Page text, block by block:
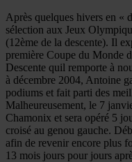
Après quelques hivers en «
sélection aux Jeux
(12ème de la descente). Il
première Coupe du Monde
Descente quil remporte à
à décembre 2004, Antoine
podiums et fait parti des
Malheureusement, le 7
Chamonix et sera opéré 5
croisé au genou gauche.
afin de revenir encore plus
13 mois jours pour jours